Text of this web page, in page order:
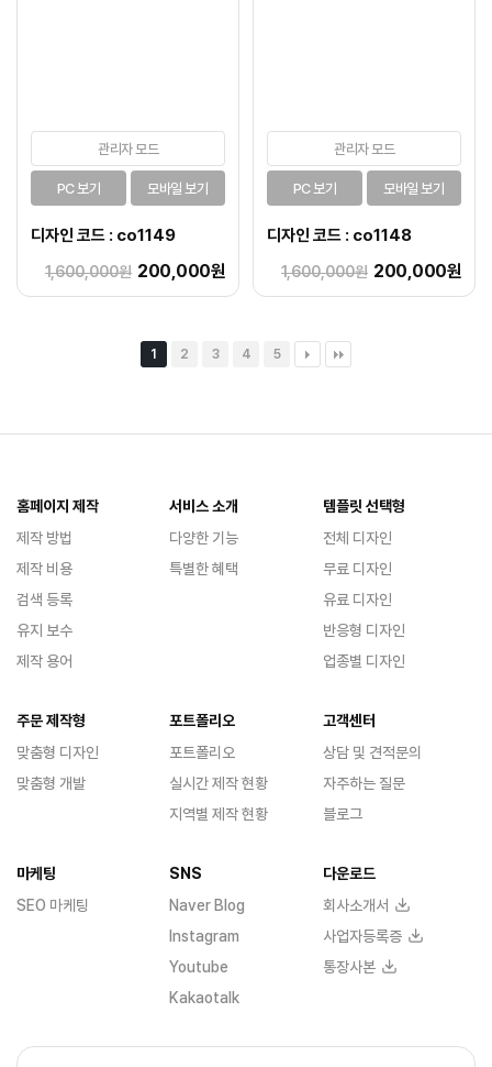
관리자 모드
PC 보기 모바일 보기
디자인 코드 : co1149
1,600,000원 200,000원
관리자 모드
PC 보기 모바일 보기
디자인 코드 : co1148
1,600,000원 200,000원
1 2 3 4 5
홈페이지 제작
제작 방법
제작 비용
검색 등록
유지 보수
제작 용어
서비스 소개
다양한 기능
특별한 혜택
템플릿 선택형
전체 디자인
무료 디자인
유료 디자인
반응형 디자인
업종별 디자인
주문 제작형
맞춤형 디자인
맞춤형 개발
포트폴리오
포트폴리오
실시간 제작 현황
지역별 제작 현황
고객센터
상담 및 견적문의
자주하는 질문
블로그
마케팅
SEO 마케팅
SNS
Naver Blog
Instagram
Youtube
Kakaotalk
다운로드
회사소개서
사업자등록증
통장사본